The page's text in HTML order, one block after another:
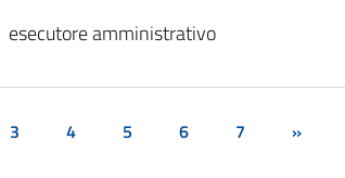
esecutore amministrativo
3 4 5 6 7 »